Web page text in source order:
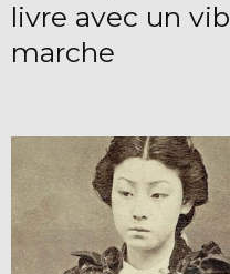
livre avec un
marche